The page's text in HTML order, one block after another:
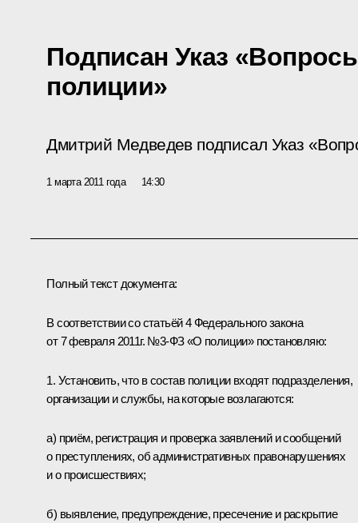
Подписан Указ
полиции»
Дмитрий Медведев подписал Указ
1 марта 2011 года 14:30
Полный текст документа:
В соответствии со статьёй 4 Федерального закона
от 7 февраля 2011г. №3-ФЗ «О полиции» постановляю:
1. Установить, что в состав полиции входят подразделения,
организации и службы, на которые возлагаются:
а) приём, регистрация и проверка заявлений и сообщений
о преступлениях, об административных правонарушениях
и о происшествиях;
б) выявление, предупреждение, пресечение и раскрытие